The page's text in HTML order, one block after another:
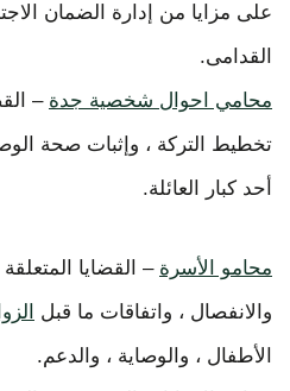
على مزايا من إدارة الضمان
القدامى.
محامي احوال شخصية جدة –
تخطيط التركة ، وإثبات صحة
أحد كبار العائلة.
محامو الأسرة – القضايا
والانفصال ، واتفاقات ما قبل
الأطفال ، والوصاية ، والدعم.